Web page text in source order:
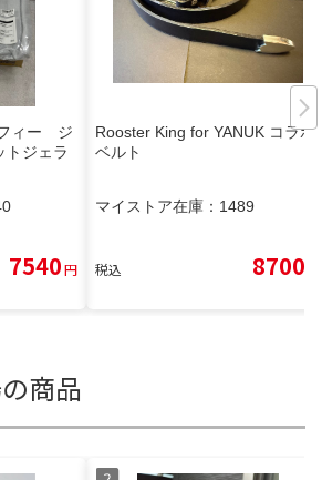
ィー ジ
ジェラ
7540円
Rooster King for YANUK コラボ
ベルト
マイストア在庫： 1489
税込 8700
商品